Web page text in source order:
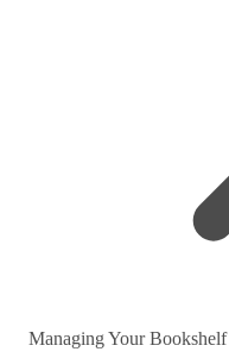
Managing Your Bookshelf